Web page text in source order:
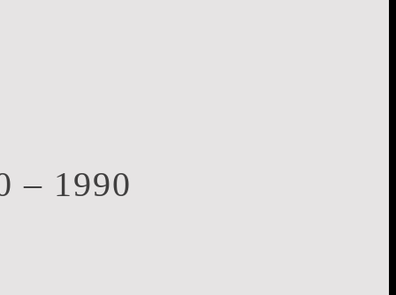
– 1990